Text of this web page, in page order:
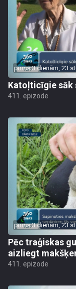
pirms 3 dienām, 23
Katoļticīgie sāk
411. epizode
pirms 3 dienām, 23
Pēc traģiskas
aizliegt
411. epizode